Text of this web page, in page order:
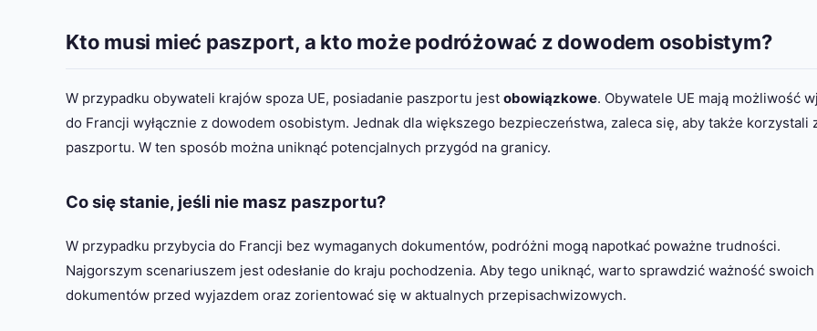
Kto musi mieć paszport, a kto może podróżować z dowodem osobistym?
W przypadku obywateli krajów spoza UE, posiadanie paszportu jest obowiązkowe. Obywatele UE mają możliwość
do Francji wyłącznie z dowodem osobistym. Jednak dla większego bezpieczeństwa, zaleca się, aby także korzystali
paszportu. W ten sposób można uniknąć potencjalnych przygód na granicy.
Co się stanie, jeśli nie masz paszportu?
W przypadku przybycia do Francji bez wymaganych dokumentów, podróżni mogą napotkać poważne trudności.
Najgorszym scenariuszem jest odesłanie do kraju pochodzenia. Aby tego uniknąć, warto sprawdzić ważność swoich
dokumentów przed wyjazdem oraz zorientować się w aktualnych przepisachwizowych.